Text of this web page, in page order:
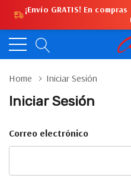
¡Envío GRATIS! En
Home Iniciar Sesión
Iniciar Sesión
Correo electrónico